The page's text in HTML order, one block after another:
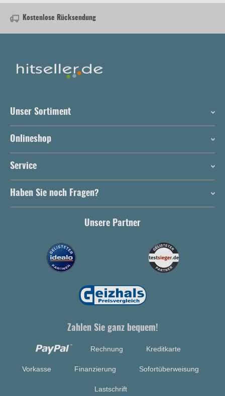
Kostenlose Rücksendung
Unser Sortiment
Onlineshop
Service
Haben Sie noch Fragen?
Unsere Partner
Zahlen Sie ganz bequem!
Rechnung Kreditkarte
Vorkasse Finanzierung Sofortüberweisung
Lastschrift